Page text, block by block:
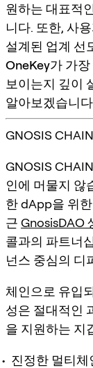
원하는 대표적
니다. 또한, 사
설계된 업계 선
OneKey가 가
보이는지 깊이
알아보겠습니
GNOSIS
GNOSIS
인에 머물지
한 dApp을 위
근 GnosisDAO
콜과의 파트너
넌스 중심의 디
체인으로 유입
성은 절대적인
을 지원하는 지
진정한 멀티체